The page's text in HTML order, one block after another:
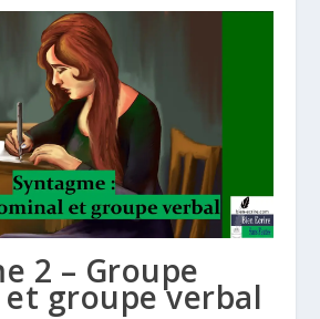
2 – Groupe
groupe verbal